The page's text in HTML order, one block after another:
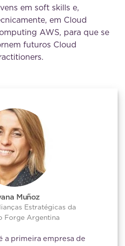
em soft skills e,
em Cloud
AWS, para que se
futuros Cloud
Muñoz
Estratégicas da
Forge Argentina
a primeira empresa de